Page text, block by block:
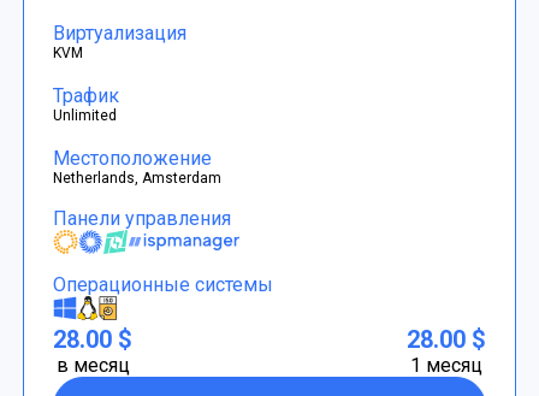
Виртуализация
KVM
Трафик
Unlimited
Местоположение
Netherlands, Amsterdam
Панели управления
Операционные системы
28.00 $
в месяц
28.00 $
1 месяц